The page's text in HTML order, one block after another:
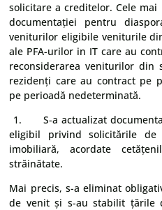
solicitare a creditelor. Cele
documentației pentru
veniturilor eligibile veniturile
ale PFA-urilor in IT care au
reconsiderarea veniturilor
rezidenți care au contract pe
pe perioadă nedeterminată.
1. S-a actualizat
eligibil privind solicitările de
imobiliară, acordate
străinătate.
Mai precis, s-a eliminat
de venit și s-au stabilit țările